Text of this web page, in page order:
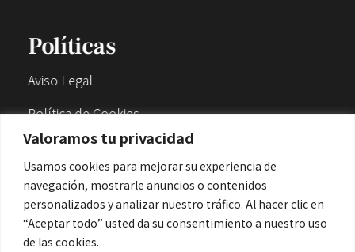
Valoramos tu privacidad
Usamos cookies para mejorar su experiencia de
navegación, mostrarle anuncios o contenidos
personalizados y analizar nuestro tráfico. Al hacer clic en
“Aceptar todo” usted da su consentimiento a nuestro uso
de las cookies.
Políticas
Aviso Legal
Política de Cookies
Política de Privacidad
Contacto